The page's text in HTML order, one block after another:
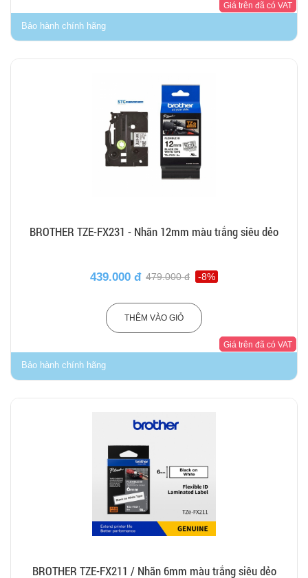
Bảo hành chính hãng
Giá trên đã có VAT
BROTHER TZE-FX231 - Nhãn 12mm màu trắng siêu dẻo
439.000 đ 479.000 đ -8%
THÊM VÀO GIỎ
Bảo hành chính hãng
Giá trên đã có VAT
BROTHER TZE-FX211 / Nhãn 6mm màu trắng siêu dẻo